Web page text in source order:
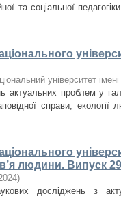
та соціальної
університет
актуальних проблем у
справи, екології
людини. Випуск
)
досліджень з